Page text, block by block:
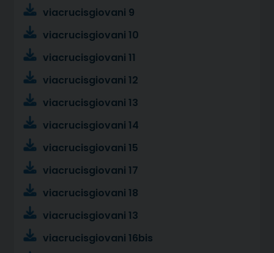
viacrucisgiovani 9
viacrucisgiovani 10
viacrucisgiovani 11
viacrucisgiovani 12
viacrucisgiovani 13
viacrucisgiovani 14
viacrucisgiovani 15
viacrucisgiovani 17
viacrucisgiovani 18
viacrucisgiovani 13
viacrucisgiovani 16bis